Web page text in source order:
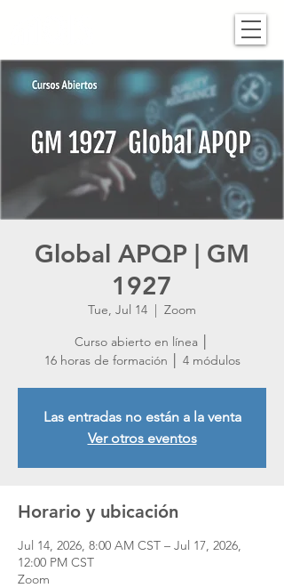
Global APQP | GM
1927
Tue, Jul 14
  |
Zoom
Curso abierto en línea │
16 horas de formación │ 4 módulos
Las entradas no están a la venta
Ver otros eventos
Horario y ubicación
Jul 14, 2026, 8:00 AM CST – Jul 17, 2026,
12:00 PM CST
Zoom